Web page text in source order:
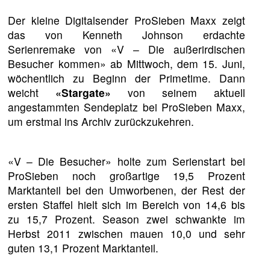
Der kleine Digitalsender ProSieben Maxx zeigt
das von Kenneth Johnson erdachte
Serienremake von «V – Die außerirdischen
Besucher kommen» ab Mittwoch, dem 15. Juni,
wöchentlich zu Beginn der Primetime. Dann
weicht «Stargate» von seinem aktuell
angestammten Sendeplatz bei ProSieben Maxx,
um erstmal ins Archiv zurückzukehren.
«V – Die Besucher» holte zum Serienstart bei
ProSieben noch großartige 19,5 Prozent
Marktanteil bei den Umworbenen, der Rest der
ersten Staffel hielt sich im Bereich von 14,6 bis
zu 15,7 Prozent. Season zwei schwankte im
Herbst 2011 zwischen mauen 10,0 und sehr
guten 13,1 Prozent Marktanteil.